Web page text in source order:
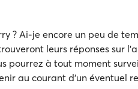
? Ai-je encore un peu de
leurs réponses sur
pourrez à tout moment
au courant d'un éventuel